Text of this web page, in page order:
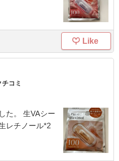
Like
コミ
た。 生VAシー
レチノール*2